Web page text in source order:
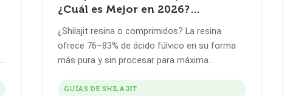
¿Cuál es Mejor en 2026?
¿Shilajit resina o comprimidos? La resina
ofrece 76–83% de ácido fúlvico en su forma
más pura y sin procesar para máxima
comodidad y dosis precisa. Esta comparación
GUÍAS DE SHILAJIT